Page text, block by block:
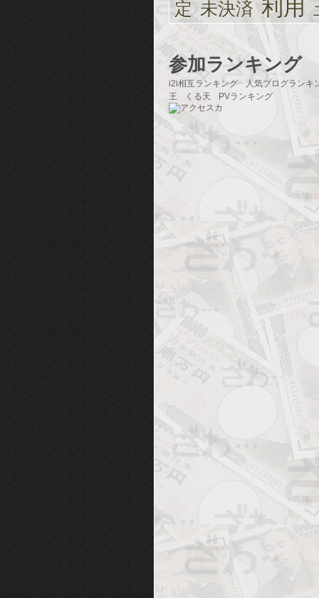
定 未決済 利用
参加ランキング
i2i相互ランキング
人気ブログランキ
王
くる天 PVランキング